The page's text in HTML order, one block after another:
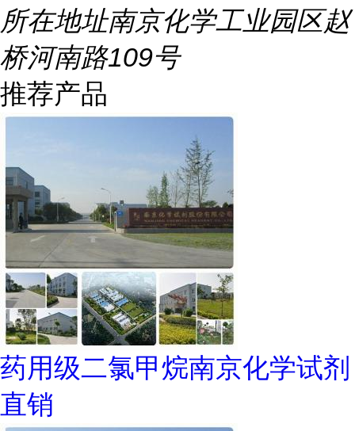
所在地址南京化学工业园区赵
桥河南路109号
推荐产品
药用级二氯甲烷南京化学试剂
直销